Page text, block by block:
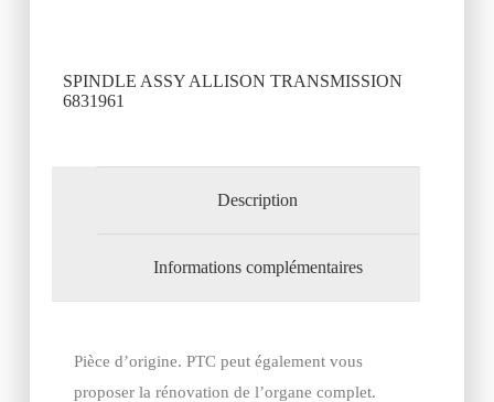
SPINDLE ASSY ALLISON TRANSMISSION
6831961
Description
Informations complémentaires
Pièce d’origine. PTC peut également vous
proposer la rénovation de l’organe complet.